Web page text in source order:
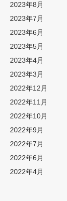
2023年8月
2023年7月
2023年6月
2023年5月
2023年4月
2023年3月
2022年12月
2022年11月
2022年10月
2022年9月
2022年7月
2022年6月
2022年4月